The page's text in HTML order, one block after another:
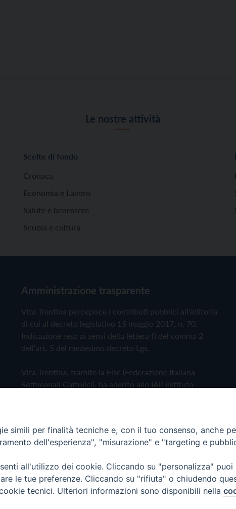
Le nostre attività
Scelte di fondo
Cronaca
Economia e Lavoro
Salute e benessere
Scuola e cultura
Amministrazione trasparente
Vita Trentina percepisce i contributi pubblici all'editoria
di cui al decreto legislativo 15 maggio 2017, n. 70.
Indicazione resa ai sensi della lettera f) del comma 2
dell'art. 5 del medesimo decreto Lgs.
Vita Trentina, tramite la Fisc (Federazione Italiana
Settimanali Cattolici), ha aderito allo IAP (Istituto
Privacy Policy Cookie Policy
Trentina Editrice
simili per finalità tecniche e, con il tuo consenso, anche
dell'esperienza", "misurazione" e "targeting e
all'utilizzo dei cookie. Cliccando su "personalizza"
le tue preferenze. Cliccando su "rifiuta" o chiudendo
tecnici. Ulteriori informazioni sono disponibili nella